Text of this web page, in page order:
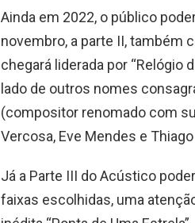
Ainda em 2022, o público
novembro, a parte II, também
chegará liderada por “Relógio
lado de outros nomes
(compositor renomado com
Vercosa, Eve Mendes e
Já a Parte III do Acústico
faixas escolhidas, uma